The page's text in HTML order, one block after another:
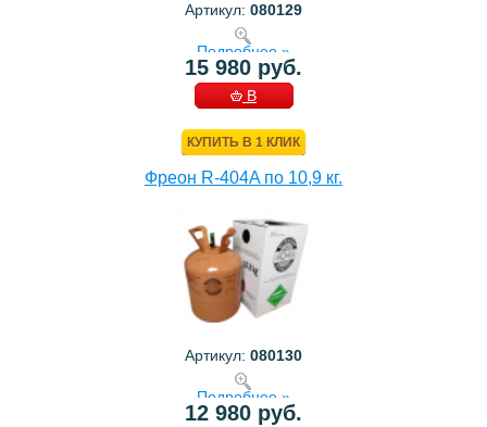
Артикул: 080129
Подробнее »
15 980 руб.
В
КУПИТЬ В 1 КЛИК
Фреон R-404A по 10,9 кг.
Артикул: 080130
Подробнее »
12 980 руб.